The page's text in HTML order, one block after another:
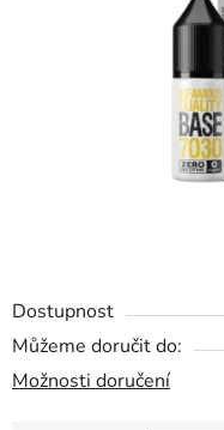
Dostupnost
Můžeme doručit do:
Možnosti doručení